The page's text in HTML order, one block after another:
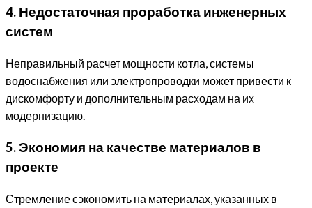
4. Недостаточная проработка инженерных
систем
Неправильный расчет мощности котла, системы
водоснабжения или электропроводки может привести к
дискомфорту и дополнительным расходам на их
модернизацию.
5. Экономия на качестве материалов в
проекте
Стремление сэкономить на материалах, указанных в